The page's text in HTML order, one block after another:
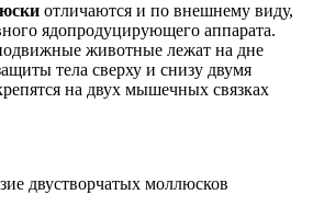
отличаются и по внешнему виду,
ядопродуцирующего аппарата.
животные лежат на дне
тела сверху и снизу двумя
на двух мышечных связках